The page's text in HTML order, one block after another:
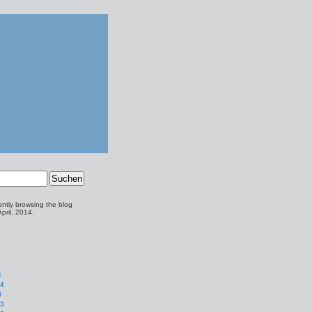
browsing the blog
2014.